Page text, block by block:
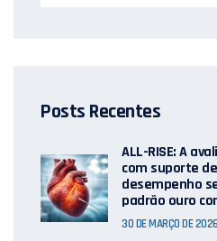
Posts Recentes
ALL-RISE: A
com suporte
desempenho
padrão ouro
30 DE MARÇO DE 2026